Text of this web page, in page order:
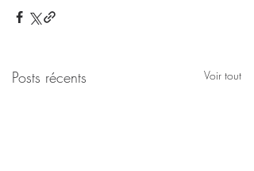
Posts récents Voir tout